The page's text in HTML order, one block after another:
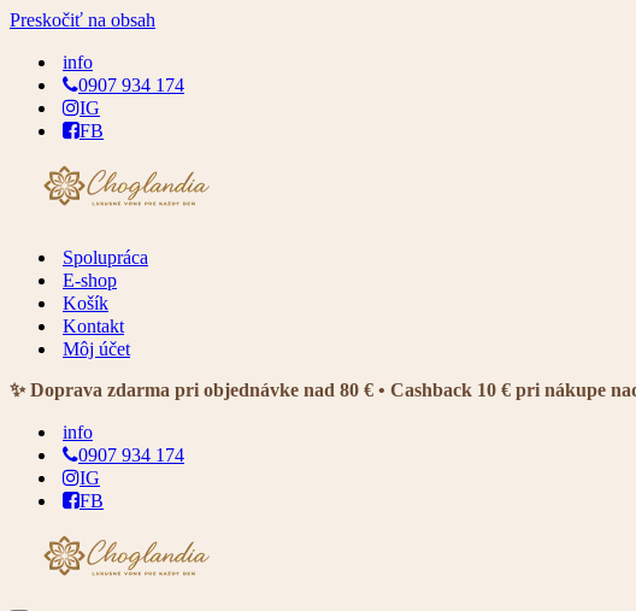
Preskočiť na obsah
info
0907 934 174
IG
FB
Spolupráca
E-shop
Košík
Kontakt
Môj účet
✨ Doprava zdarma pri objednávke nad 80 € • Cashback 10 € pri nákupe
info
0907 934 174
IG
FB